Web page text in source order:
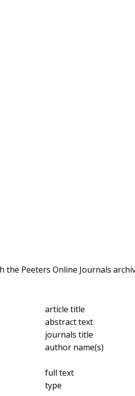
the Peeters Online Journals
article title
abstract text
journals title
author name(s)
full text
type